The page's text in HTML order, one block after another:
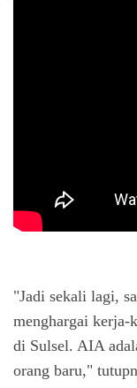
"Jadi sekali lagi,
menghargai kerja-
di Sulsel. AIA
orang baru,"